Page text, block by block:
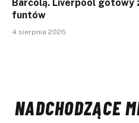
Barcolą. Liverpool gotowy
funtów
4 sierpnia 2026
NADCHODZĄCE